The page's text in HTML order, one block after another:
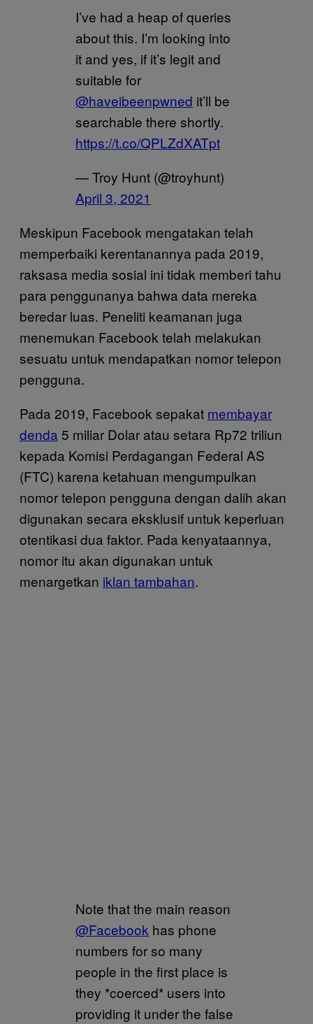
I’ve had a heap of queries
about this. I’m looking into
it and yes, if it’s legit and
suitable for
@haveibeenpwned it’ll be
searchable there shortly.
https://t.co/QPLZdXATpt
— Troy Hunt (@troyhunt)
April 3, 2021
Meskipun Facebook mengatakan telah
memperbaiki kerentanannya pada 2019,
raksasa media sosial ini tidak memberi tahu
para penggunanya bahwa data mereka
beredar luas. Peneliti keamanan juga
menemukan Facebook telah melakukan
sesuatu untuk mendapatkan nomor telepon
pengguna.
Pada 2019, Facebook sepakat membayar
denda 5 miliar Dolar atau setara Rp72 triliun
kepada Komisi Perdagangan Federal AS
(FTC) karena ketahuan mengumpulkan
nomor telepon pengguna dengan dalih akan
digunakan secara eksklusif untuk keperluan
otentikasi dua faktor. Pada kenyataannya,
nomor itu akan digunakan untuk
menargetkan iklan tambahan.
Note that the main reason
@Facebook has phone
numbers for so many
people in the first place is
they *coerced* users into
providing it under the false